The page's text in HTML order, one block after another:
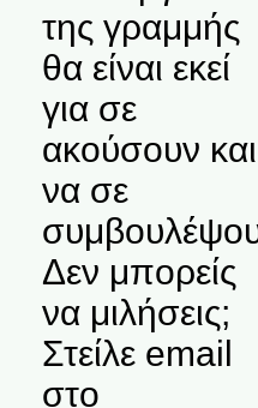
της γραμμής
θα είναι εκεί
για σε
ακούσουν και
να σε
Δεν μπορείς
να μιλήσεις;
Στείλε email
στο